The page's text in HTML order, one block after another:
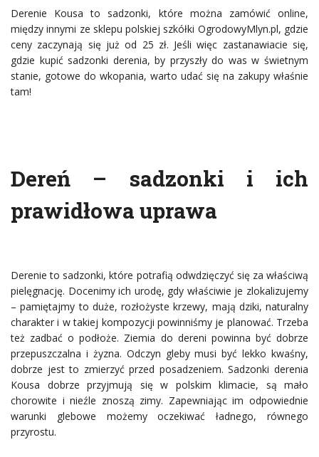
Derenie Kousa to sadzonki, które można zamówić online,
między innymi ze sklepu polskiej szkółki OgrodowyMlyn.pl, gdzie
ceny zaczynają się już od 25 zł. Jeśli więc zastanawiacie się,
gdzie kupić sadzonki derenia, by przyszły do was w świetnym
stanie, gotowe do wkopania, warto udać się na zakupy właśnie
tam!
Dereń – sadzonki i ich
prawidłowa uprawa
Derenie to sadzonki, które potrafią odwdzięczyć się za właściwą
pielęgnację. Docenimy ich urodę, gdy właściwie je zlokalizujemy
– pamiętajmy to duże, rozłożyste krzewy, mają dziki, naturalny
charakter i w takiej kompozycji powinniśmy je planować. Trzeba
też zadbać o podłoże. Ziemia do dereni powinna być dobrze
przepuszczalna i żyzna. Odczyn gleby musi być lekko kwaśny,
dobrze jest to zmierzyć przed posadzeniem. Sadzonki derenia
Kousa dobrze przyjmują się w polskim klimacie, są mało
chorowite i nieźle znoszą zimy. Zapewniając im odpowiednie
warunki glebowe możemy oczekiwać ładnego, równego
przyrostu.